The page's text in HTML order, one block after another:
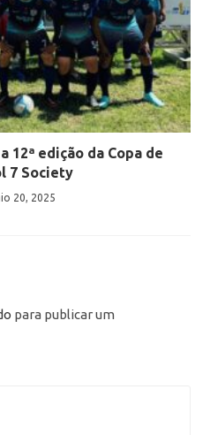
12ª edição da Copa de
7 Society
20, 2025
para publicar um